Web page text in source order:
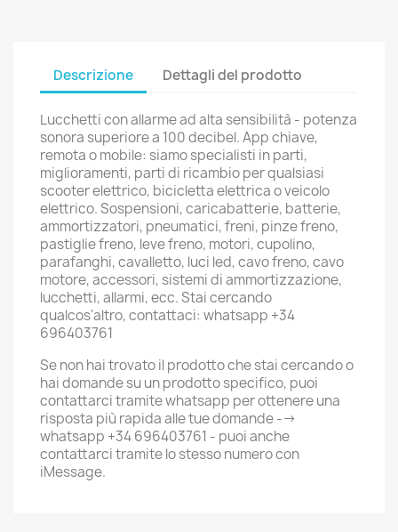
Descrizione Dettagli del prodotto
Lucchetti con allarme ad alta sensibilità - potenza
sonora superiore a 100 decibel. App chiave,
remota o mobile: siamo specialisti in parti,
miglioramenti, parti di ricambio per qualsiasi
scooter elettrico, bicicletta elettrica o veicolo
elettrico. Sospensioni, caricabatterie, batterie,
ammortizzatori, pneumatici, freni, pinze freno,
pastiglie freno, leve freno, motori, cupolino,
parafanghi, cavalletto, luci led, cavo freno, cavo
motore, accessori, sistemi di ammortizzazione,
lucchetti, allarmi, ecc. Stai cercando
qualcos'altro, contattaci: whatsapp +34
696403761
Se non hai trovato il prodotto che stai cercando o
hai domande su un prodotto specifico, puoi
contattarci tramite whatsapp per ottenere una
risposta più rapida alle tue domande -->
whatsapp +34 696403761 - puoi anche
contattarci tramite lo stesso numero con
iMessage.